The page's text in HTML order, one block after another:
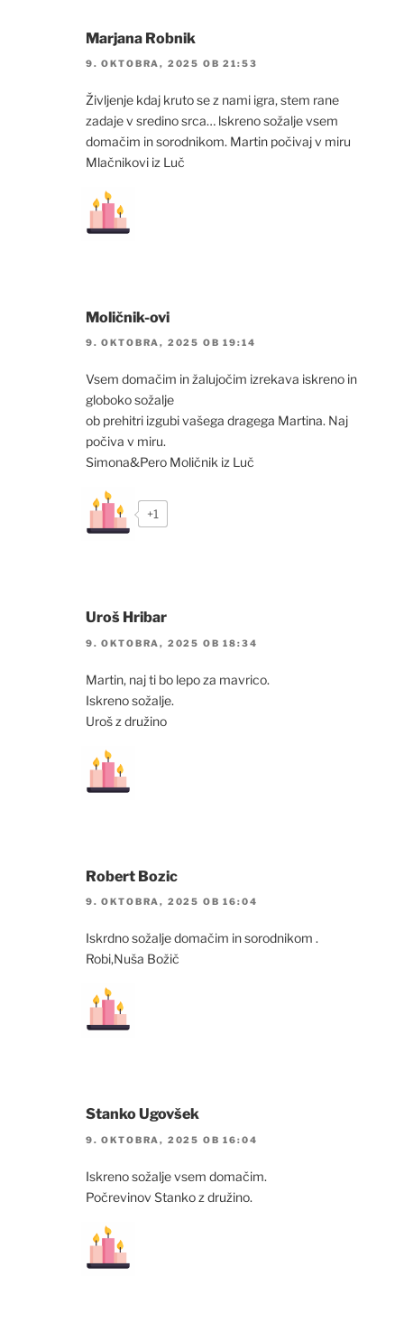
Marjana Robnik
9. OKTOBRA, 2025 OB 21:53
Življenje kdaj kruto se z nami igra, stem rane
zadaje v sredino srca… lskreno sožalje vsem
domačim in sorodnikom. Martin počivaj v miru
Mlačnikovi iz Luč
Moličnik-ovi
9. OKTOBRA, 2025 OB 19:14
Vsem domačim in žalujočim izrekava iskreno in
globoko sožalje
ob prehitri izgubi vašega dragega Martina. Naj
počiva v miru.
Simona&Pero Moličnik iz Luč
+1
Uroš Hribar
9. OKTOBRA, 2025 OB 18:34
Martin, naj ti bo lepo za mavrico.
Iskreno sožalje.
Uroš z družino
Robert Bozic
9. OKTOBRA, 2025 OB 16:04
Iskrdno sožalje domačim in sorodnikom .
Robi,Nuša Božič
Stanko Ugovšek
9. OKTOBRA, 2025 OB 16:04
Iskreno sožalje vsem domačim.
Počrevinov Stanko z družino.